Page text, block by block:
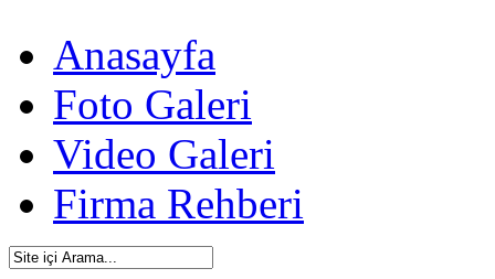
Anasayfa
Foto Galeri
Video Galeri
Firma Rehberi